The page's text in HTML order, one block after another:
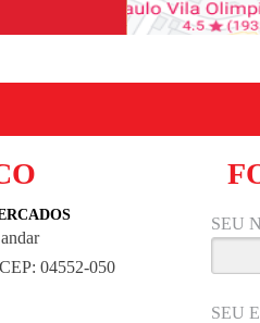
04552-050
SEU
SEU